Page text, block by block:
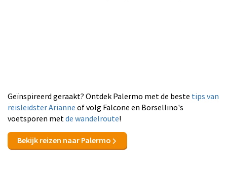
Geïnspireerd geraakt? Ontdek Palermo met de beste tips van
reisleidster Arianne of volg Falcone en Borsellino's
voetsporen met de wandelroute!
Bekijk reizen naar Palermo